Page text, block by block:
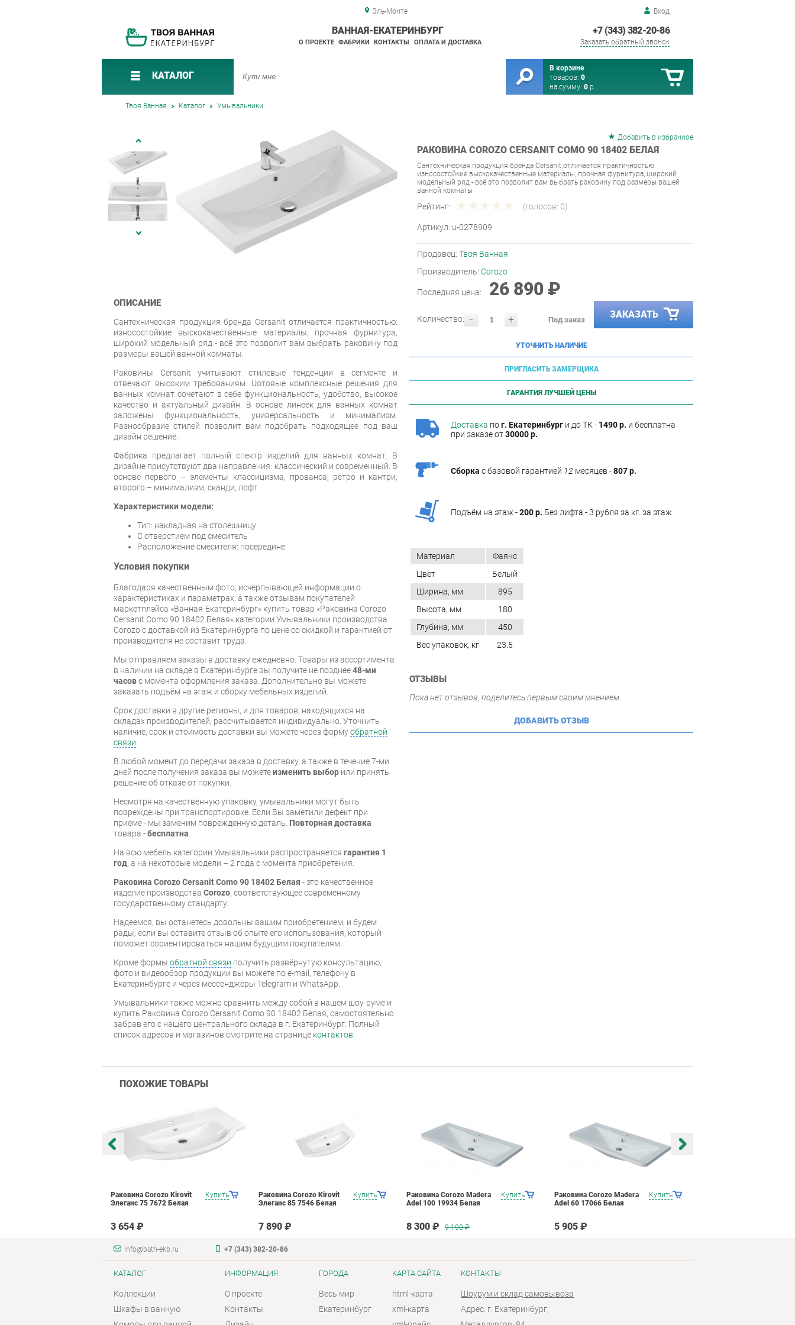
Эль-Монте Вход
+7 (343) 382-20-86
Заказать обратный звонок
ВАННАЯ-ЕКАТЕРИНБУРГ
О ПРОЕКТЕ ФАБРИКИ КОНТАКТЫ ОПЛАТА И ДОСТАВКА
КАТАЛОГ
В корзине
товаров: 0
на сумму: 0 р.
Твоя Ванная Каталог Умывальники
Добавить в избранное
РАКОВИНА COROZO CERSANIT COMO 90 18402 БЕЛАЯ
Сантехническая продукция бренда Cersanit отличается практичностью
износостойкие выскокачественные материалы, прочная фурнитура, широкий
модельный ряд - всё это позволит вам выбрать раковину под размеры вашей
ванной комнаты
Рейтинг: (голосов: 0)
Артикул: u-0278909
Продавец: Твоя Ванная
Производитель: Corozo
Последняя цена: 26 890 ₽
- +
Количество: Под заказ ЗАКАЗАТЬ
УТОЧНИТЬ НАЛИЧИЕ
ПРИГЛАСИТЬ ЗАМЕРЩИКА
ГАРАНТИЯ ЛУЧШЕЙ ЦЕНЫ
Доставка пог. Екатеринбург и до ТК - 1490 р. и бесплатна
при заказе от30000 р.
Сборка с базовой гарантией 12 месяцев -807 р.
Подъём на этаж -200 р. Без лифта - 3 рубля за кг. за этаж.
ОПИСАНИЕ
Сантехническая продукция бренда Cersanit отличается практичностью:
износостойкие выскокачественные материалы, прочная фурнитура,
широкий модельный ряд - всё это позволит вам выбрать раковину под
размеры вашей ванной комнаты.
Раковины Cersanit учитывают стилевые тенденции в сегменте и
отвечают высоким требованиям. Uотовые комплексные решения для
ванных комнат сочетают в себе функциональность, удобство, высокое
качество и актуальный дизайн. В основе линеек для ванных комнат
заложены функциональность, универсальность и минимализм.
Разнообразие стилей позволит вам подобрать подходящее под ваш
дизайн решение.
Фабрика предлагает полный спектр изделий для ванных комнат. В
дизайне присутствуют два направления: классический и современный. В
основе первого – элементы классицизма, прованса, ретро и кантри,
второго – минимализм, сканди, лофт.
Характеристики модели:
Тип: накладная на столешницу
С отверстием под смеситель
Расположение смесителя: посередине
Условия покупки
Благодаря качественным фото, исчерпывающей информации о
характеристиках и параметрах, а также отзывам покупателей
маркетплэйса «Ванная-Екатеринбург» купить товар «Раковина Corozo
Cersanit Como 90 18402 Белая» категории Умывальники производства
Corozo с доставкой из Екатеринбурга по цене со скидкой и гарантией от
производителя не составит труда.
Мы отправляем заказы в доставку ежедневно. Товары из ассортимента
в наличии на складе в Екатеринбурге вы получите не позднее48-ми
часовс момента оформления заказа. Дополнительно вы можете
заказать подъём на этаж и сборку мебельных изделий.
Срок доставки в другие регионы, и для товаров, находящихся на
складах производителей, рассчитывается индивидуально. Уточнить
наличие, срок и стоимость доставки вы можете через формуобратной
связи
В любой момент до передачи заказа в доставку, а также в течение 7-ми
дней после получения заказа вы можетеизменить выбор или принять
решение об отказе от покупки.
Несмотря на качественную упаковку, умывальники могут быть
повреждены при транспортировке. Если Вы заметили дефект при
приёме - мы заменим поврежденную деталь. Повторная доставка
товара -бесплатна
На всю мебель категории Умывальники распространяется гарантия 1
год, а на некоторые модели – 2 года с момента приобретения.
Раковина Corozo Cersanit Como 90 18402 Белая - это качественное
изделие производства Corozo, соответствующее современному
государственному стандарту.
Надеемся, вы останетесь довольны вашим приобретением, и будем
рады, если вы оставите отзыв об опыте его использования, который
поможет сориентироваться нашим будущим покупателям.
Кроме формы обратной связи получить развёрнутую консультацию,
фото и видеообзор продукции вы можете по e-mail, телефону в
Екатеринбурге и через мессенджеры Telegram и WhatsApp.
Умывальники также можно сравнить между собой в нашем шоу-руме и
купить Раковина Corozo Cersanit Como 90 18402 Белая, самостоятельно
забрав его с нашего центрального склада в г. Екатеринбург. Полный
список адресов и магазинов смотрите на странице контактов
Материал
Фаянс
Цвет
Белый
Ширина, мм
895
Высота, мм
180
Глубина, мм
450
Вес упаковок, кг
23.5
ОТЗЫВЫ
Пока нет отзывов, поделитесь первым своим мнением.
ДОБАВИТЬ ОТЗЫВ
ПОХОЖИЕ ТОВАРЫ
Купить
Раковина Corozo Kirovit
Элеганс 75 7672 Белая
3 654 ₽
Купить
Раковина Corozo Kirovit
Элеганс 85 7546 Белая
7 890 ₽
Купить
Раковина Corozo Madera
Adel 100 19934 Белая
8 300 ₽ 9 190₽
Купить
Раковина Corozo Madera
Adel 60 17066 Белая
5 905 ₽
info@bath-ekb.ru +7 (343) 382-20-86
КАТАЛОГ
Коллекции
Шкафы в ванную
ИНФОРМАЦИЯ
О проекте
Контакты
ГОРОДА
Весь мир
Екатеринбург
КАРТА САЙТА
html-карта
xml-карта
КОНТАКТЫ
Шоурум и склад самовывоза
Адрес: г. Екатеринбург,